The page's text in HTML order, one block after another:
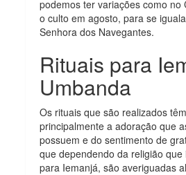
podemos ter variações como no
o culto em agosto, para se
Senhora dos Navegantes.
Rituais para
Umbanda
Os rituais que são realizados
principalmente a adoração que
possuem e do sentimento de
que dependendo da religião
para Iemanjá, são averiguadas